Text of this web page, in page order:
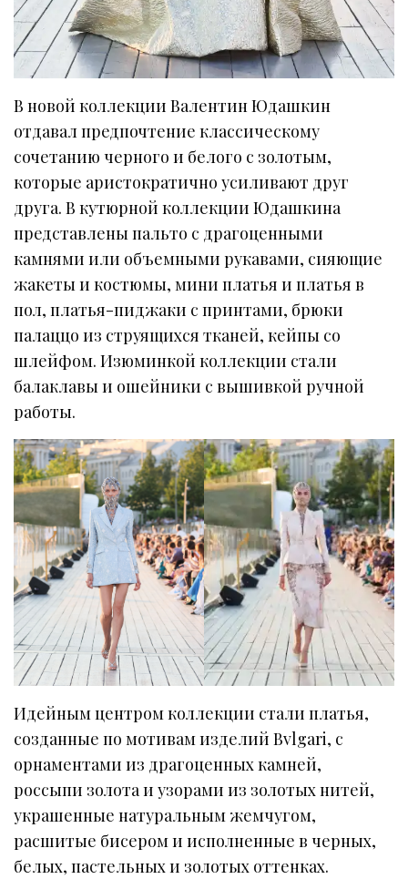
В новой коллекции Валентин Юдашкин
отдавал предпочтение классическому
сочетанию черного и белого с золотым,
которые аристократично усиливают друг
друга. В кутюрной коллекции Юдашкина
представлены пальто с драгоценными
камнями или объемными рукавами, сияющие
жакеты и костюмы, мини платья и платья в
пол, платья-пиджаки с принтами, брюки
палаццо из струящихся тканей, кейпы со
шлейфом. Изюминкой коллекции стали
балаклавы и ошейники с вышивкой ручной
работы.
Идейным центром коллекции стали платья,
созданные по мотивам изделий Bvlgari, с
орнаментами из драгоценных камней,
россыпи золота и узорами из золотых нитей,
украшенные натуральным жемчугом,
расшитые бисером и исполненные в черных,
белых, пастельных и золотых оттенках.